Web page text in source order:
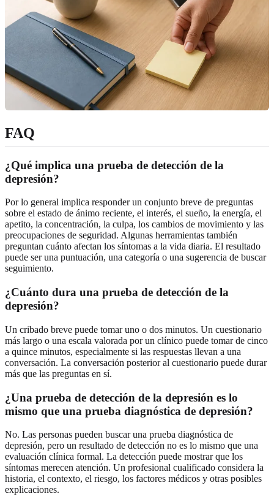
FAQ
¿Qué implica una prueba de detección de la
depresión?
Por lo general implica responder un conjunto breve de preguntas
sobre el estado de ánimo reciente, el interés, el sueño, la energía, el
apetito, la concentración, la culpa, los cambios de movimiento y las
preocupaciones de seguridad. Algunas herramientas también
preguntan cuánto afectan los síntomas a la vida diaria. El resultado
puede ser una puntuación, una categoría o una sugerencia de buscar
seguimiento.
¿Cuánto dura una prueba de detección de la
depresión?
Un cribado breve puede tomar uno o dos minutos. Un cuestionario
más largo o una escala valorada por un clínico puede tomar de cinco
a quince minutos, especialmente si las respuestas llevan a una
conversación. La conversación posterior al cuestionario puede durar
más que las preguntas en sí.
¿Una prueba de detección de la depresión es lo
mismo que una prueba diagnóstica de depresión?
No. Las personas pueden buscar una prueba diagnóstica de
depresión, pero un resultado de detección no es lo mismo que una
evaluación clínica formal. La detección puede mostrar que los
síntomas merecen atención. Un profesional cualificado considera la
historia, el contexto, el riesgo, los factores médicos y otras posibles
explicaciones.